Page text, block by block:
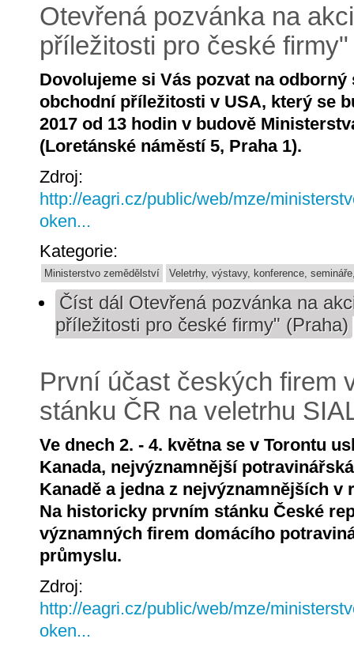
Otevřená pozvánka na
příležitosti pro české
Dovolujeme si Vás pozvat na
obchodní příležitosti v USA, který se
2017 od 13 hodin v budově
(Loretánské náměstí 5, Praha 1).
Zdroj:
http://eagri.cz/public/web/mze/
oken...
Kategorie:
Ministerstvo zemědělství Veletrhy, výstavy, konference,
Číst dál Otevřená pozvánka na
příležitosti pro české firmy" (Praha)
První účast českých firem
stánku ČR na veletrhu
Ve dnech 2. - 4. května se v Torontu
Kanada, nejvýznamnější
Kanadě a jedna z nejvýznamnějších v
Na historicky prvním stánku České
významných firem domácího
průmyslu.
Zdroj:
http://eagri.cz/public/web/mze/
oken...